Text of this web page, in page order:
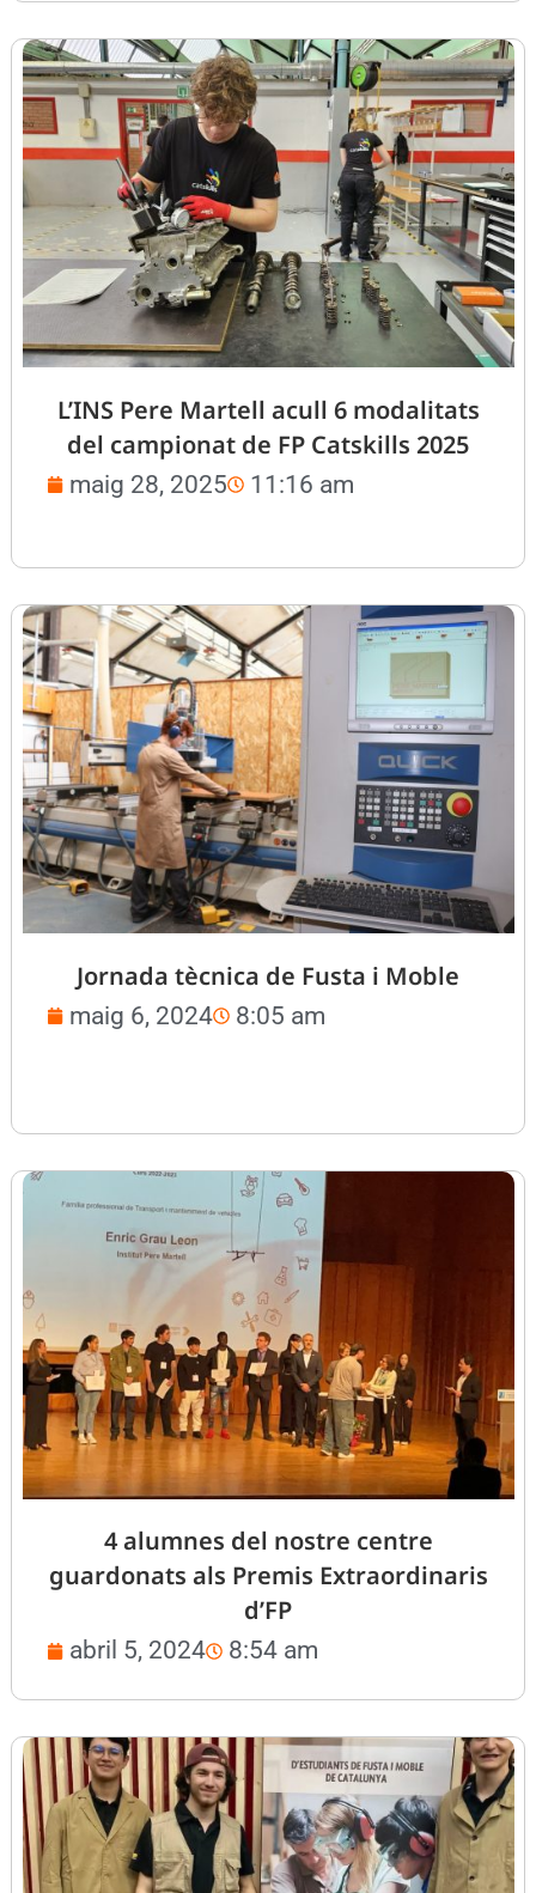
L’INS Pere Martell acull 6 modalitats
del campionat de FP Catskills 2025
maig 28, 2025 11:16 am
Jornada tècnica de Fusta i Moble
maig 6, 2024 8:05 am
4 alumnes del nostre centre
guardonats als Premis Extraordinaris
d’FP
abril 5, 2024 8:54 am